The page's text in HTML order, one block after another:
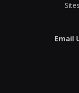
Email